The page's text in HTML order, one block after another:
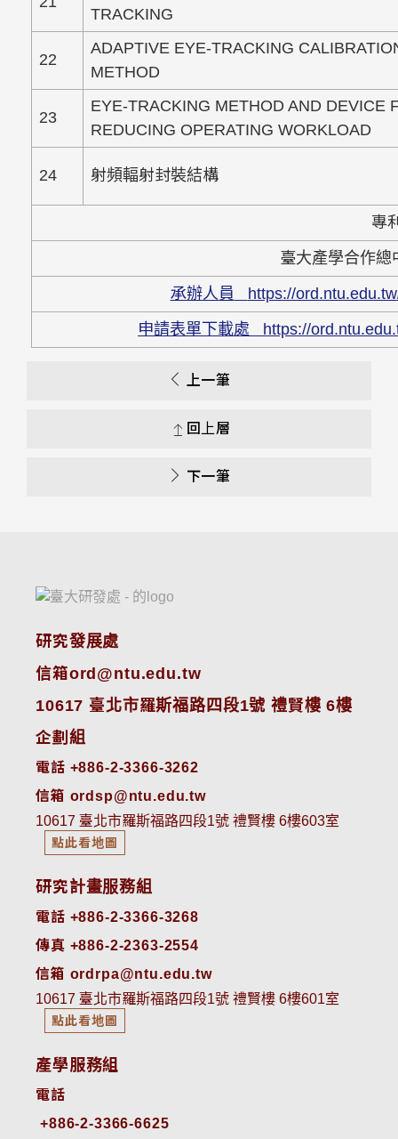
TRACKING
22
ADAPTIVE EYE-TRACKING
METHOD
23
EYE-TRACKING METHOD AND DEVICE
REDUCING OPERATING WORKLOAD
24 射頻輻射封裝結構
專
臺大產學合作
承辦人員
https://
申請表單下載處
https://
上一筆
回上層
下一筆
研究發展處
信箱ord@ntu.edu.tw
10617 臺北市羅斯福路四段1號 禮賢樓 6樓
企劃組
電話 +886-2-3366-3262
信箱 ordsp@ntu.edu.tw
10617 臺北市羅斯福路四段1號 禮賢樓 6樓603室
點此看地圖
研究計畫服務組
電話 +886-2-3366-3268
傳真 +886-2-2363-2554
信箱 ordrpa@ntu.edu.tw
10617 臺北市羅斯福路四段1號 禮賢樓 6樓601室
點此看地圖
產學服務組
電話
+886-2-3366-6625